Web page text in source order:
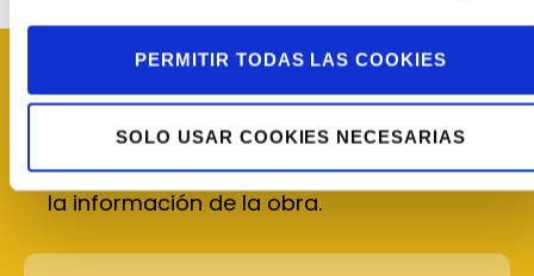
PERMITIR TODAS LAS COOKIES
SOLO USAR COOKIES NECESARIAS
Descarga este caso de éxito
Rellena el formulario con tus datos y te
enviaremos a tu correo el PDF con toda
la información de la obra.